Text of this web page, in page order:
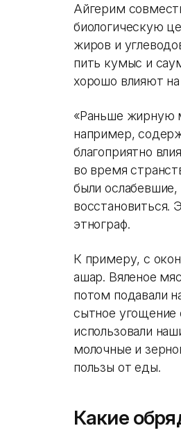
Айгерим
биологическую
жиров и
пить кумыс и
хорошо влияют
«Раньше жирную
например,
благоприятно
во время
были
восстановиться.
этнограф.
К примеру, с
ашар. Вяленое
потом подавали
сытное угощение
использовали
молочные и
пользы от еды.
Какие